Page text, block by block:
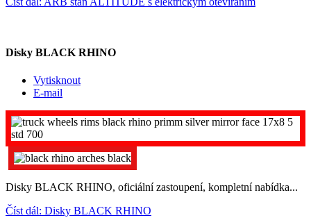
Disky BLACK RHINO
Vytisknout
E-mail
Disky BLACK RHINO, oficiální zastoupení, kompletní nabídka...
Číst dál: Disky BLACK RHINO